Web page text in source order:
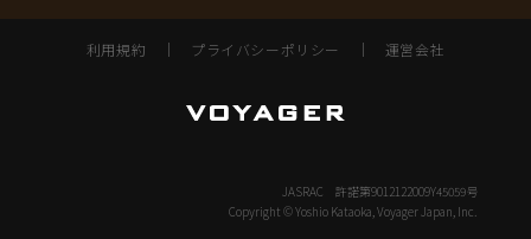
利用規約 ｜ プライバシーポリシー ｜ 運営会社
JASRAC 許諾第9012122009Y45059号
Copyright © Yoshio Kataoka, Voyager Japan, Inc.